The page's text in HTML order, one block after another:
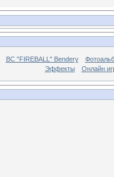
BC "FIREBALL" Bendery
Эффекты
Онлайн